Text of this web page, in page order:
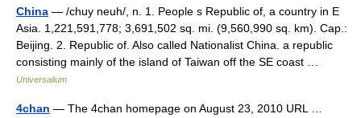
China — /chuy neuh/, n. 1. People s Republic of, a country in E
Asia. 1,221,591,778; 3,691,502 sq. mi. (9,560,990 sq. km). Cap.:
Beijing. 2. Republic of. Also called Nationalist China. a republic
consisting mainly of the island of Taiwan off the SE coast …
Universalium
4chan — The 4chan homepage on August 23, 2010 URL …